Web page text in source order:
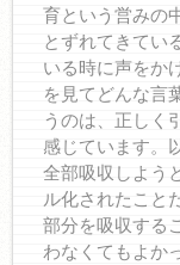
育という営みの
とずれてきてい
いる時に声をか
を見てどんな言
うのは、正しく
感じています。
全部吸収しよう
ル化されたこと
部分を吸収する
わなくてもよか